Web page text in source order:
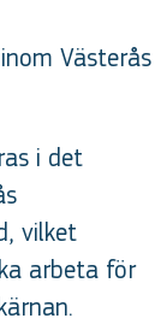
Västerås
i det
vilket
arbeta för